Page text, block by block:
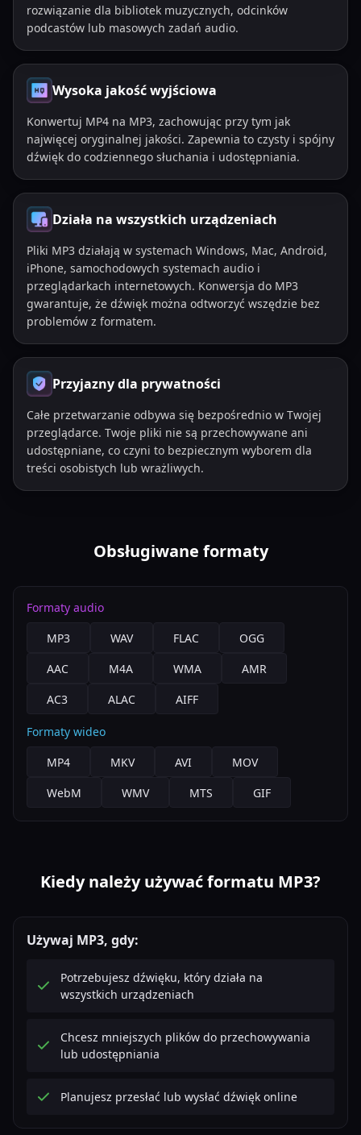
rozwiązanie dla bibliotek muzycznych, odcinków
podcastów lub masowych zadań audio.
Wysoka jakość wyjściowa
Konwertuj MP4 na MP3, zachowując przy tym jak
najwięcej oryginalnej jakości. Zapewnia to czysty i spójny
dźwięk do codziennego słuchania i udostępniania.
Działa na wszystkich urządzeniach
Pliki MP3 działają w systemach Windows, Mac, Android,
iPhone, samochodowych systemach audio i
przeglądarkach internetowych. Konwersja do MP3
gwarantuje, że dźwięk można odtworzyć wszędzie bez
problemów z formatem.
Przyjazny dla prywatności
Całe przetwarzanie odbywa się bezpośrednio w Twojej
przeglądarce. Twoje pliki nie są przechowywane ani
udostępniane, co czyni to bezpiecznym wyborem dla
treści osobistych lub wrażliwych.
Obsługiwane formaty
Formaty audio
MP3
WAV FLAC
OGG
AAC
M4A WMA
AMR
AC3
ALAC AIFF
Formaty wideo
MP4
MKV AVI
MOV
WebM
WMV MTS GIF
Kiedy należy używać formatu MP3?
Używaj MP3, gdy:
Potrzebujesz dźwięku, który działa na
wszystkich urządzeniach
Chcesz mniejszych plików do przechowywania
lub udostępniania
Planujesz przesłać lub wysłać dźwięk online